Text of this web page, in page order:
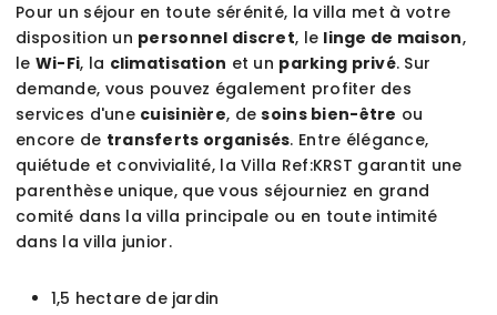
Pour un séjour en toute sérénité, la villa met à votre
disposition un personnel discret, le linge de maison,
le Wi-Fi, la climatisation et un parking privé. Sur
demande, vous pouvez également profiter des
services d'une cuisinière, desoins bien-être ou
encore de transferts organisés. Entre élégance,
quiétude et convivialité, la Villa Ref:KRST garantit une
parenthèse unique, que vous séjourniez en grand
comité dans la villa principale ou en toute intimité
dans la villa junior.
1,5 hectare de jardin